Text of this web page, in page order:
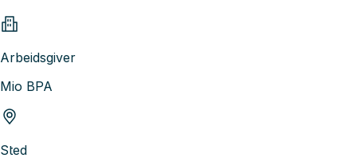
Arbeidsgiver
Mio BPA
Sted